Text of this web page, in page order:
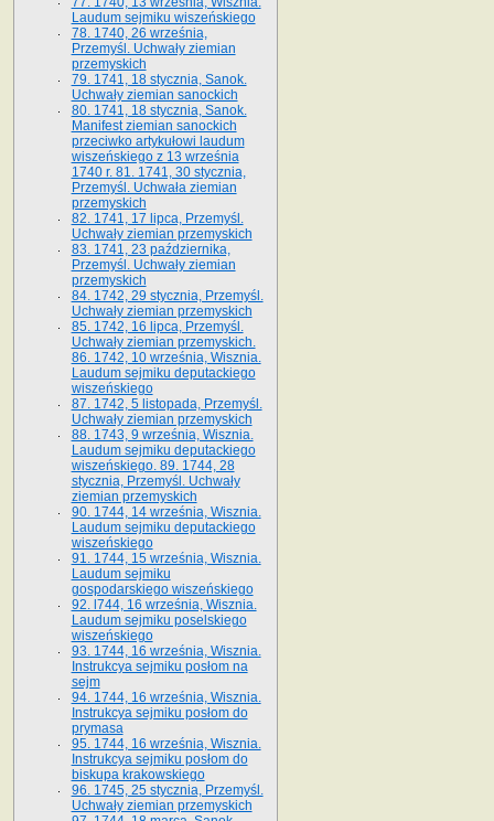
Laudum sejmiku wiszeńskiego
78. 1740, 26 września,
Przemyśl. Uchwały ziemian
przemyskich
79. 1741, 18 stycznia, Sanok.
Uchwały ziemian sanockich
80. 1741, 18 stycznia, Sanok.
Manifest ziemian sanockich
przeciwko artykułowi laudum
wiszeńskiego z 13 wrze­śnia
1740 r. 81. 1741, 30 stycznia,
Przemyśl. Uchwała ziemian
przemyskich
82. 1741, 17 lipca, Przemyśl.
Uchwały ziemian przemyskich
83. 1741, 23 października,
Przemyśl. Uchwały ziemian
przemyskich
84. 1742, 29 stycznia, Przemyśl.
Uchwały ziemian przemyskich
85. 1742, 16 lipca, Przemyśl.
Uchwały ziemian przemyskich.
86. 1742, 10 września, Wisznia.
Laudum sejmiku deputackiego
wiszeńskiego
87. 1742, 5 listopada, Przemyśl.
Uchwały ziemian przemyskich
88. 1743, 9 września, Wisznia.
Laudum sejmiku deputackiego
wiszeńskiego. 89. 1744, 28
stycznia, Przemyśl. Uchwały
ziemian przemyskich
90. 1744, 14 września, Wisznia.
Laudum sejmiku deputackiego
wiszeńskiego
91. 1744, 15 września, Wisznia.
Laudum sejmiku
gospodarskiego wiszeńskiego
92. l744, 16 września, Wisznia.
Laudum sejmiku poselskiego
wiszeńskiego
93. 1744, 16 września, Wisznia.
Instrukcya sejmiku posłom na
sejm
94. 1744, 16 września, Wisznia.
Instrukcya sejmiku posłom do
prymasa
95. 1744, 16 września, Wisznia.
Instrukcya sejmiku posłom do
biskupa krakowskiego
96. 1745, 25 stycznia, Przemyśl.
Uchwały ziemian przemyskich